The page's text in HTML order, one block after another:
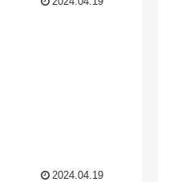
2024.04.19